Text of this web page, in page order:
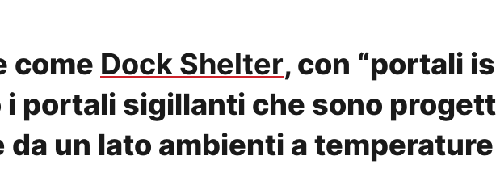
come Dock Shelter, con “portali
portali sigillanti che sono
da un lato ambienti a